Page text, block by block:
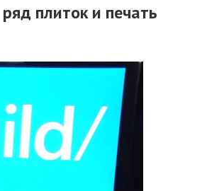
плиток и печать